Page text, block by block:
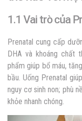
1.1 Vai trò của
Prenatal cung cấp
DHA và khoáng chất
phẩm giúp bổ máu,
bầu. Uống Prenatal
nguy cơ sinh non; phù
khỏe nhanh chóng.